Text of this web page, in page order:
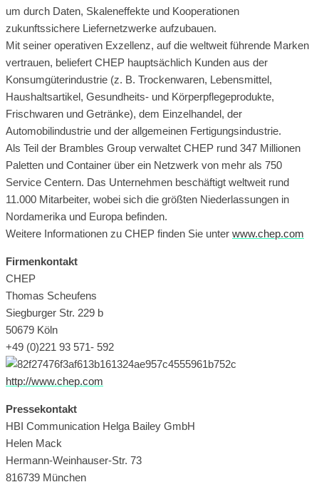
um durch Daten, Skaleneffekte und Kooperationen
zukunftssichere Liefernetzwerke aufzubauen.
Mit seiner operativen Exzellenz, auf die weltweit führende Marken
vertrauen, beliefert CHEP hauptsächlich Kunden aus der
Konsumgüterindustrie (z. B. Trockenwaren, Lebensmittel,
Haushaltsartikel, Gesundheits- und Körperpflegeprodukte,
Frischwaren und Getränke), dem Einzelhandel, der
Automobilindustrie und der allgemeinen Fertigungsindustrie.
Als Teil der Brambles Group verwaltet CHEP rund 347 Millionen
Paletten und Container über ein Netzwerk von mehr als 750
Service Centern. Das Unternehmen beschäftigt weltweit rund
11.000 Mitarbeiter, wobei sich die größten Niederlassungen in
Nordamerika und Europa befinden.
Weitere Informationen zu CHEP finden Sie unter www.chep.com
Firmenkontakt
CHEP
Thomas Scheufens
Siegburger Str. 229 b
50679 Köln
+49 (0)221 93 571- 592
http://www.chep.com
Pressekontakt
HBI Communication Helga Bailey GmbH
Helen Mack
Hermann-Weinhauser-Str. 73
816739 München